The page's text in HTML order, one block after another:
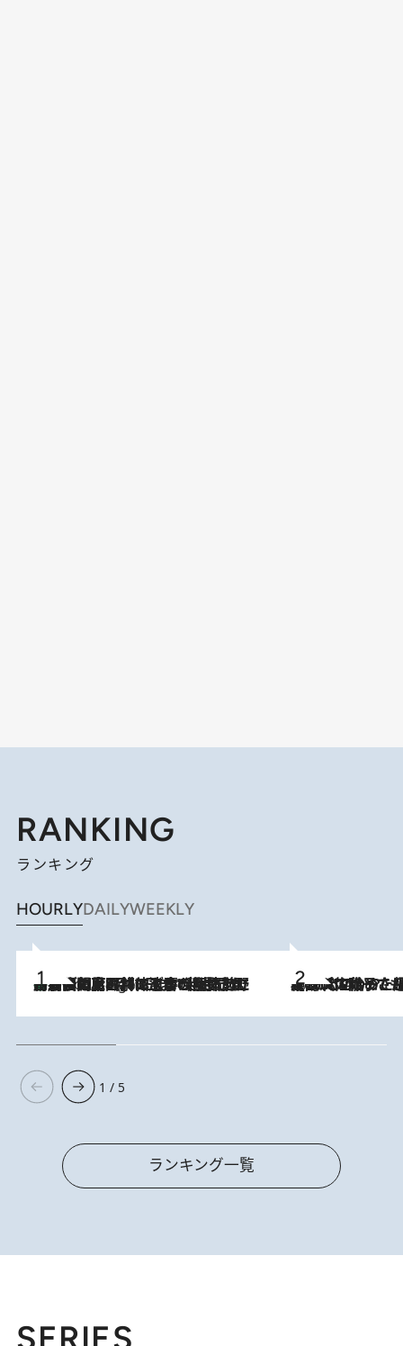
RANKING
ランキング
HOURLYDAILYWEEKLY
8 Hours Ago
「最後に見られてよかった」上野動物園の東園パンダ舎が解体前に特別公開。8月16日まで延長されたパネル展と共に辿る“半世紀”のパンダ飼育《解体工事の図面あり》 2026.8.5
【阿川佐和子さんの年とる力】なぜ70代で始めた趣味は“こんなに楽しい”のか？ ピアノ、俳句…スランプに陥っても続けられる“ある秘訣”とは
1 / 5
ランキング一覧
SERIES